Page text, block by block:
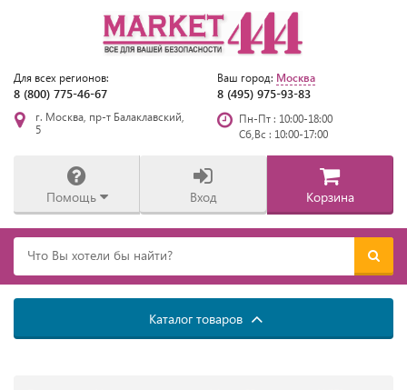
Для всех регионов:
8 (800) 775-46-67
Ваш город: Москва
8 (495) 975-93-83
г. Москва, пр-т Балаклавский,
5
Пн-Пт : 10:00-18:00
Сб,Вс : 10:00-17:00
Помощь Вход Корзина
Каталог товаров